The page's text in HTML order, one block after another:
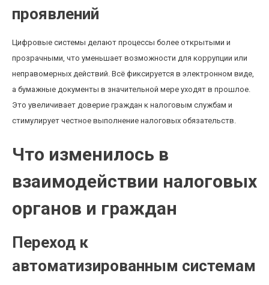
проявлений
Цифровые системы делают процессы более открытыми и
прозрачными, что уменьшает возможности для коррупции или
неправомерных действий. Всё фиксируется в электронном виде,
а бумажные документы в значительной мере уходят в прошлое.
Это увеличивает доверие граждан к налоговым службам и
стимулирует честное выполнение налоговых обязательств.
Что изменилось в
взаимодействии налоговых
органов и граждан
Переход к
автоматизированным системам